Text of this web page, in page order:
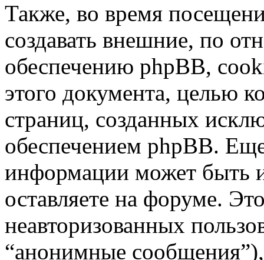
Также, во время
создавать внешние, по
обеспечению phpBB,
этого документа, целью
страниц, созданных
обеспечением phpBB.
информации может быть
оставляете на форуме.
неавторизованных
“анонимные